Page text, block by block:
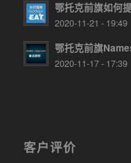
鄂托克前旗如何
2020-11-21 - 19:49
鄂托克前旗
2020-11-17 - 17:39
客户评价